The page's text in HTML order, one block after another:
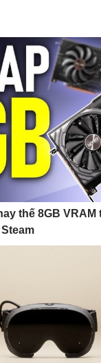
thế 8GB